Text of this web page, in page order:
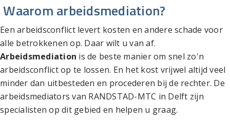
Waarom arbeidsmediation?
Een arbeidsconflict levert kosten en andere schade voor
alle betrokkenen op. Daar wilt u van af.
Arbeidsmediation is de beste manier om snel zo'n
arbeidsconflict op te lossen. En het kost vrijwel altijd veel
minder dan uitbesteden en procederen bij de rechter. De
arbeidsmediators van RANDSTAD-MTC in Delft zijn
specialisten op dit gebied en helpen u graag.